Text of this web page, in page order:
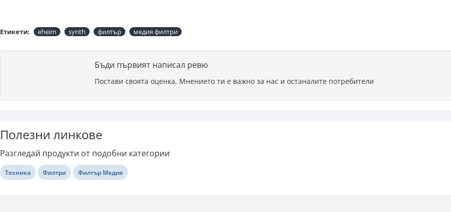
Етикети: eheim synth филтър медия филтри
Бъди първият написал ревю
Постави своята оценка, Мнението ти е важно за нас и останалите потребители
Полезни линкове
Разгледай продукти от подобни категории
Техника Филтри Филтър Медия